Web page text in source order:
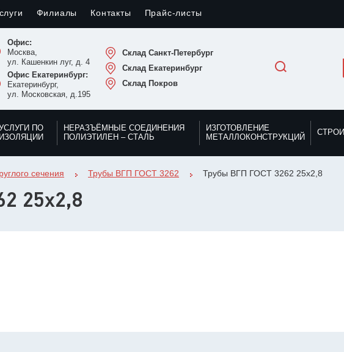
Филиалы Контакты Прайс-листы
Офис:
Москва,
ул. Кашенкин луг, д. 4
Офис Екатеринбург:
Екатеринбург,
ул. Московская, д.195
Склад Санкт-Петербург
Склад Екатеринбург
Склад Покров
ПО
ИЗОЛЯЦИИ
НЕРАЗЪЁМНЫЕ СОЕДИНЕНИЯ
ПОЛИЭТИЛЕН – СТАЛЬ
ИЗГОТОВЛЕНИЕ
МЕТАЛЛОКОНСТРУКЦИЙ
сечения Трубы ВГП ГОСТ 3262 Трубы ВГП ГОСТ 3262 25х2,8
25х2,8